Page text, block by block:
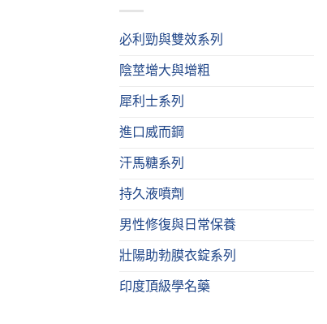
必利勁與雙效系列
陰莖增大與增粗
犀利士系列
進口威而鋼
汗馬糖系列
持久液噴劑
男性修復與日常保養
壯陽助勃膜衣錠系列
印度頂級學名藥